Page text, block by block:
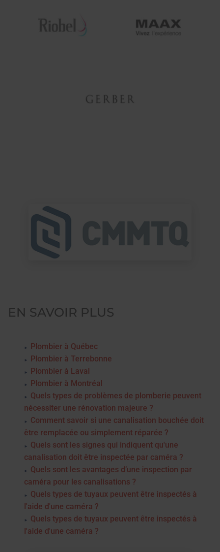
EN SAVOIR PLUS
Plombier à Québec
Plombier à Terrebonne
Plombier à Laval
Plombier à Montréal
Quels types de problèmes de plomberie peuvent
nécessiter une rénovation majeure ?
Comment savoir si une canalisation bouchée doit
être remplacée ou simplement réparée ?
Quels sont les signes qui indiquent qu'une
canalisation doit être inspectée par caméra ?
Quels sont les avantages d’une inspection par
caméra pour les canalisations ?
Quels types de tuyaux peuvent être inspectés à
l'aide d'une caméra ?
Quels types de tuyaux peuvent être inspectés à
l'aide d'une caméra ?